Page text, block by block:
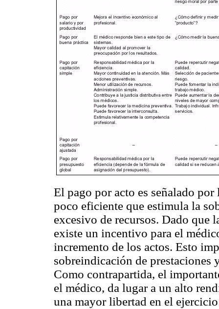
El pago por acto es señalado
poco eficiente que estimula la
excesivo de recursos. Dado que
existe un incentivo para el
incremento de los actos. Esto
sobreindicación de prestaciones
Como contrapartida, el
el médico, da lugar a un alto
una mayor libertad en el